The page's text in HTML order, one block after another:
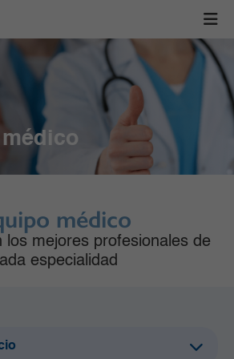
médico
los mejores profesionales de
especialidad